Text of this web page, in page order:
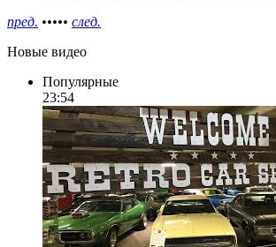
пред. ••••• след.
Новые видео
Популярные
23:54